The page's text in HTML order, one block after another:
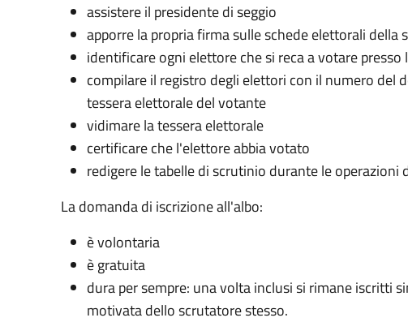
assistere il presidente di seggio
apporre la propria firma sulle schede elettorali
identificare ogni elettore che si reca a votare
compilare il registro degli elettori con il numero del
tessera elettorale del votante
vidimare la tessera elettorale
certificare che l'elettore abbia votato
redigere le tabelle di scrutinio durante le operazioni
La domanda di iscrizione all'albo:
è volontaria
è gratuita
dura per sempre: una volta inclusi si rimane iscritti
motivata dello scrutatore stesso.